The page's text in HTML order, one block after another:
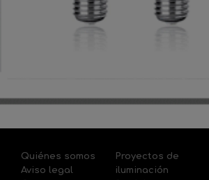
Quiénes somos
Aviso legal
Proyectos de
iluminación